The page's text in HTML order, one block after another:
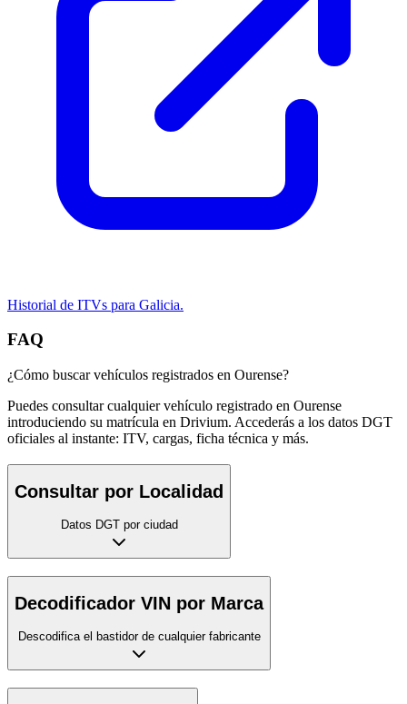
Historial de ITVs para Galicia.
FAQ
¿Cómo buscar vehículos registrados en Ourense?
Puedes consultar cualquier vehículo registrado en Ourense
introduciendo su matrícula en Drivium. Accederás a los datos DGT
oficiales al instante: ITV, cargas, ficha técnica y más.
Consultar por Localidad
Datos DGT por ciudad
Decodificador VIN por Marca
Descodifica el bastidor de cualquier fabricante